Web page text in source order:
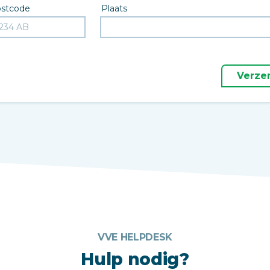
Plaats
VVE HELPDESK
Hulp nodig?